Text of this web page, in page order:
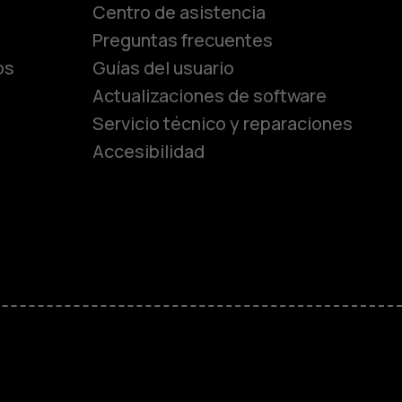
Centro de asistencia
Preguntas frecuentes
Guías del usuario
Actualizaciones de software
Servicio técnico y reparaciones
Accesibilidad